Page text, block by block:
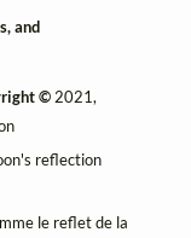
and
© 2021,
reflection
le reflet de la